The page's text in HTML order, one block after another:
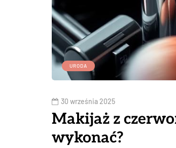
URODA
30 września 2025
Makijaż z
wykonać?